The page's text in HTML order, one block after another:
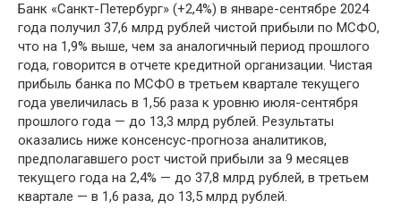
Банк «Санкт-Петербург» (+2,4%) в январе-сентябре 2024
года получил 37,6 млрд рублей чистой прибыли по МСФО,
что на 1,9% выше, чем за аналогичный период прошлого
года, говорится в отчете кредитной организации. Чистая
прибыль банка по МСФО в третьем квартале текущего
года увеличилась в 1,56 раза к уровню июля-сентября
прошлого года — до 13,3 млрд рублей. Результаты
оказались ниже консенсус-прогноза аналитиков,
предполагавшего рост чистой прибыли за 9 месяцев
текущего года на 2,4% — до 37,8 млрд рублей, в третьем
квартале — в 1,6 раза, до 13,5 млрд рублей.